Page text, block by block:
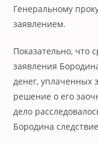
Генеральному
заявлением.
Показательно, что
заявления
денег, уплаченных
решение о его
дело
Бородина